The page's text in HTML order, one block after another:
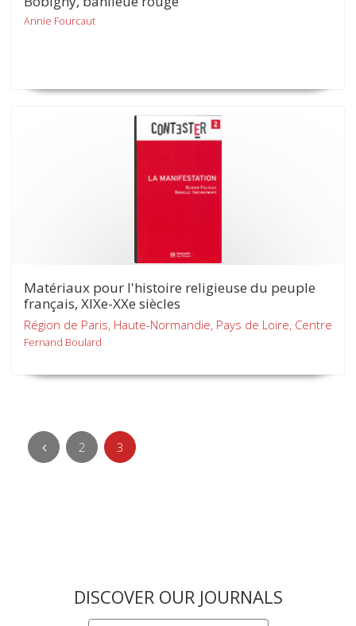
Annie Fourcaut
Matériaux pour l'histoire religieuse du peuple
français, XIXe-XXe siècles
Région de Paris, Haute-Normandie, Pays de Loire, Centre
Fernand Boulard
2 3
DISCOVER OUR JOURNALS